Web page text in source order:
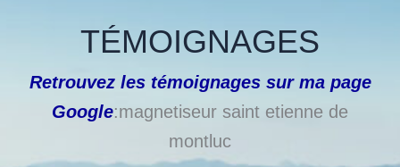
TÉMOIGNAGES
Retrouvez les témoignages sur ma page
Google:magnetiseur saint etienne de
montluc